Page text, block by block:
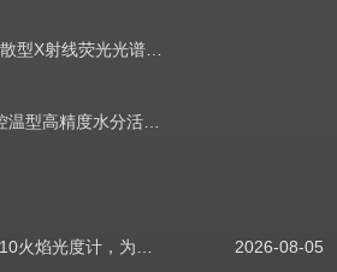
S2 PUMA Series Ⅱ能量色散型X射线荧光光谱仪（EDXRF）
LabMaster-Aw Neo台式控温型高精度水分活度测定仪
仪器优选 | Sherwood M410火焰光度计，为用户检测提供值得信赖的基准方案
2026-08-05